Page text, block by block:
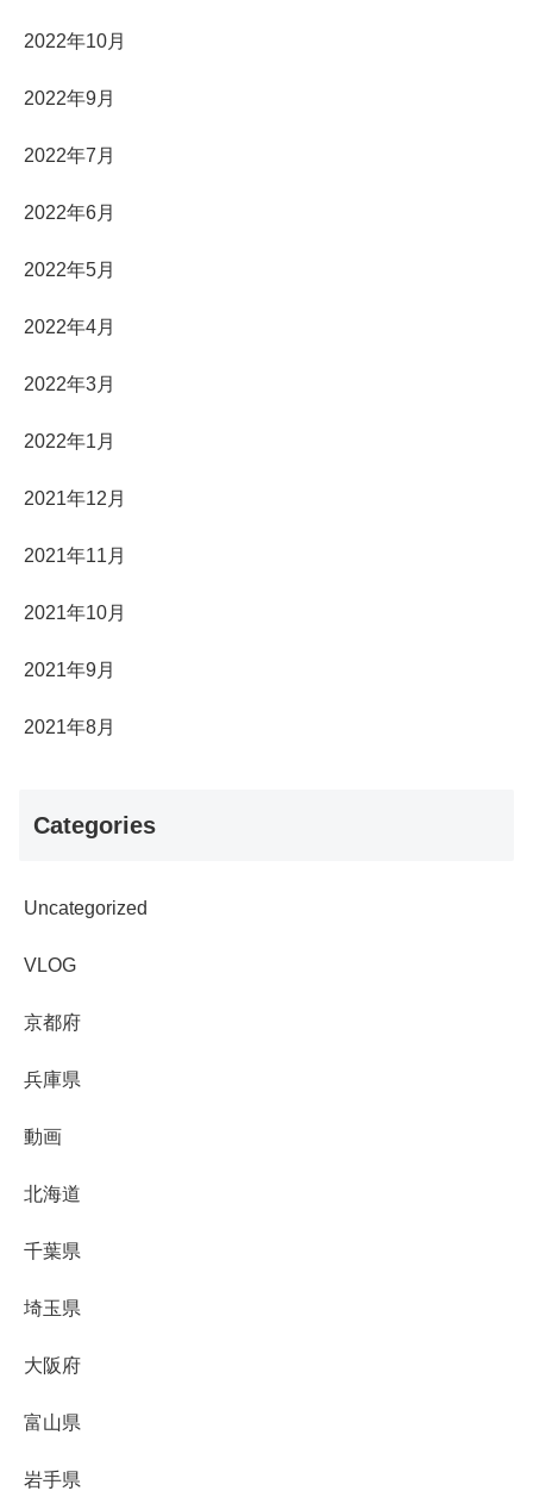
2022年10月
2022年9月
2022年7月
2022年6月
2022年5月
2022年4月
2022年3月
2022年1月
2021年12月
2021年11月
2021年10月
2021年9月
2021年8月
Categories
Uncategorized
VLOG
京都府
兵庫県
動画
北海道
千葉県
埼玉県
大阪府
富山県
岩手県